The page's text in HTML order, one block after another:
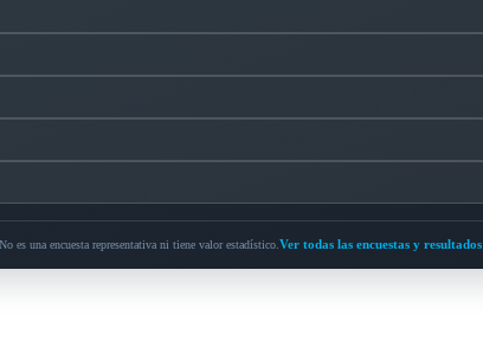
es una encuesta representativa ni tiene valor estadístico.Ver todas las encuestas y resultados